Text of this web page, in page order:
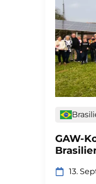
GAW-
13.